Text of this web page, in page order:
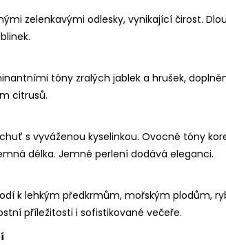
zelenkavými odlesky, vynikající čirost.
tóny zralých jablek a hrušek,
citrusů.
s vyváženou kyselinkou. Ovocné tóny
délka. Jemné perlení dodává eleganci.
k lehkým předkrmům, mořským plodům,
příležitosti i sofistikované večeře.